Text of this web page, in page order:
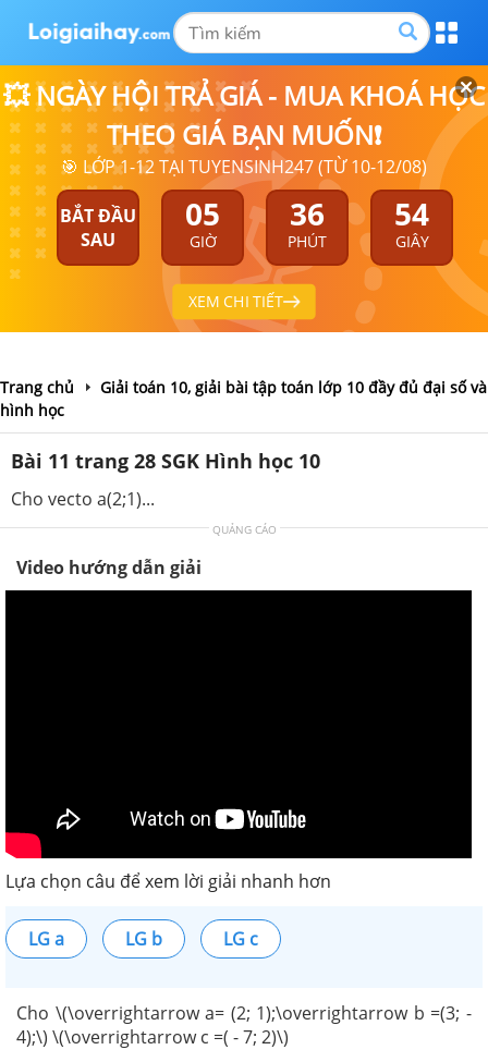
💥 NGÀY HỘI TRẢ GIÁ - MUA KHOÁ HỌC
THEO GIÁ BẠN MUỐN❗
🎯 LỚP 1-12 TẠI TUYENSINH247 (TỪ 10-12/08)
BẮT ĐẦU
SAU
05
GIỜ
36
PHÚT
53
GIÂY
XEM CHI TIẾT
Trang chủ
Giải toán 10, giải bài tập toán lớp 10 đầy đủ đại số và
hình học
Bài 11 trang 28 SGK Hình học 10
Cho vecto a(2;1)...
QUẢNG CÁO
Video hướng dẫn giải
Lựa chọn câu để xem lời giải nhanh hơn
LG a LG b LG c
Cho \(\overrightarrow a= (2; 1);\overrightarrow b =(3; -
4);\) \(\overrightarrow c =( - 7; 2)\)